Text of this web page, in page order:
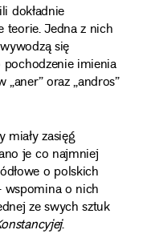
dokładnie
teorie. Jedna z nich
się
imienia
oraz „andros”
zasięg
je co najmniej
o polskich
wspomina o nich
ze swych sztuk
.